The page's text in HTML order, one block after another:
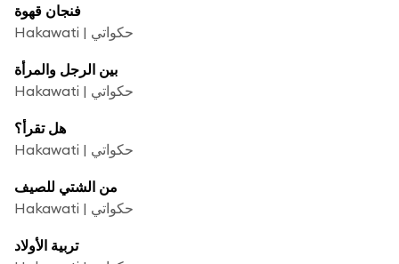
فنجان قهوة
Hakawati | حكواتي
بين الرجل والمرأة
Hakawati | حكواتي
هل تقرأ؟
Hakawati | حكواتي
من الشتي للصيف
Hakawati | حكواتي
تربية الأولاد